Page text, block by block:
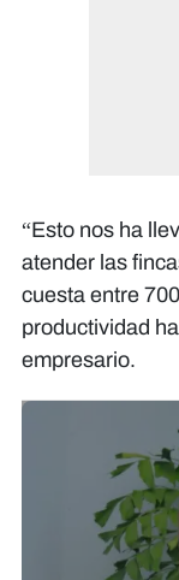
“Esto nos ha
atender las
cuesta entre
productividad
empresario.